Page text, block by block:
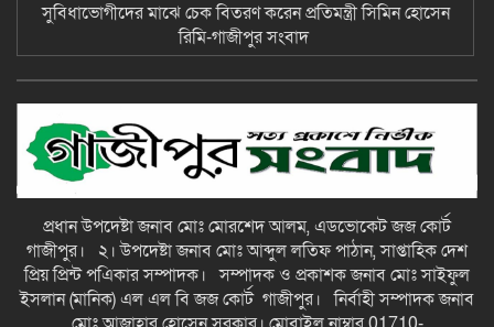
ছাতকে আলীগঞ্জ বাজারে সাবেক মেম্বার
আব্দুন নুরের উপর সন্ত্রাসী হামলায় প্রতিবাদ
সভা-গাজীপুর সংবাদ
চিত্রাঙ্কন প্রতিযোগিতায় সাংবাদিক কন্যা
নীলা ১ম স্হান করেছে-গাজীপুর সংবাদ
ছাতকে বিদ্যুৎ বিল, লোডশেডিংয়ের
প্রতিবাদে চরবাড়ুকা গ্রামের গ্রাহকদের
প্রতিবাদ ও ক্ষোভ-গাজীপুর সংবাদ
১২ হাজার টাকার ঋণে ১৩ লাখ টাকার
সুবিধাভোগীদের মাঝে চেক বিতরণ করেন প্রতিমন্ত্রী সিমিন হোসেন
রিমি-গাজীপুর সংবাদ
প্রধান উপদেষ্টা জনাব মোঃ মোরশেদ আলম, এডভোকেট জজ কোর্ট
গাজীপুর। ২। উপদেষ্টা জনাব মোঃ আব্দুল লতিফ পাঠান, সাপ্তাহিক দেশ
প্রিয় প্রিন্ট পএিকার সম্পাদক। সম্পাদক ও প্রকাশক জনাব মোঃ সাইফুল
ইসলান (মানিক) এল এল বি জজ কোর্ট গাজীপুর। নির্বাহী সম্পাদক জনাব